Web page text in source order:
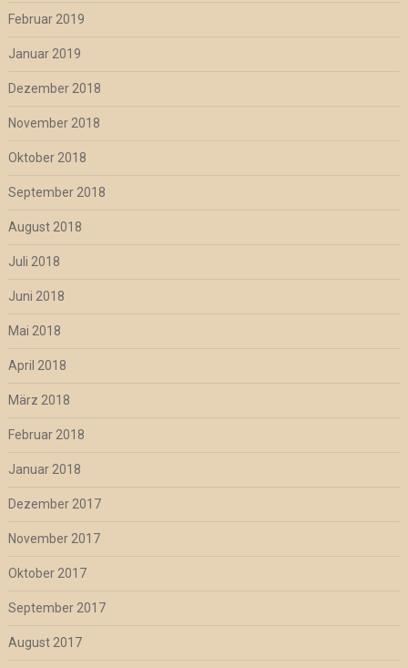
Februar 2019
Januar 2019
Dezember 2018
November 2018
Oktober 2018
September 2018
August 2018
Juli 2018
Juni 2018
Mai 2018
April 2018
März 2018
Februar 2018
Januar 2018
Dezember 2017
November 2017
Oktober 2017
September 2017
August 2017